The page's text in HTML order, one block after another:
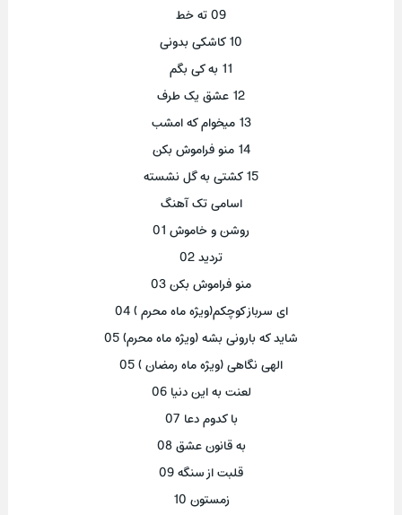
09 ته خط
10 کاشکی بدونی
11 به کی بگم
12 عشق یک طرف
13 میخوام که امشب
14 منو فراموش بکن
15 کشتی به گل نشسته
اسامی تک آهنگ
روشن و خاموش 01
تردید 02
منو فراموش بکن 03
ای سرباز کوچکم(ویژه ماه محرم ) 04
شاید که بارونی بشه (ویژه ماه محرم) 05
الهی نگاهی (ویژه ماه رمضان ) 05
لعنت به این دنیا 06
با کدوم دعا 07
به قانون عشق 08
قلبت از سنگه 09
زمستون 10